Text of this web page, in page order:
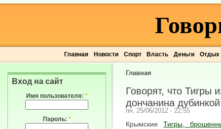
Главная Новости Спорт Власть Деньги Отдых
Главная
Говорят, что Тигры
дончанина дубинкой
пн, 25/06/2012 - 22:55
КрымскиеТигры,
Вход на сайт
Имя пользователя: *
Пароль: *